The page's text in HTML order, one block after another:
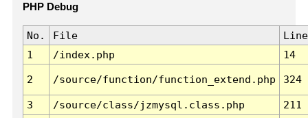
PHP Debug
No. File
Line
1
/index.php 14
2 /source/function/function_extend.php 324
3 /source/class/jzmysql.class.php
211